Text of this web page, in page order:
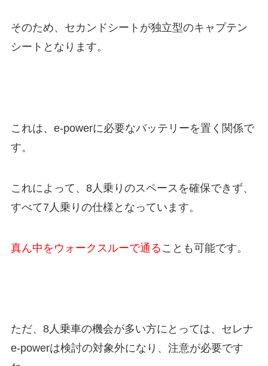
そのため、セカンドシートが独立型のキャプテン
シートとなります。
これは、e-powerに必要なバッテリーを置く関係で
す。
これによって、8人乗りのスペースを確保できず、
すべて7人乗りの仕様となっています。
真ん中をウォークスルーで通る ことも可能です。
ただ、8人乗車の機会が多い方にとっては、セレナ
e-powerは検討の対象外になり、注意が必要です